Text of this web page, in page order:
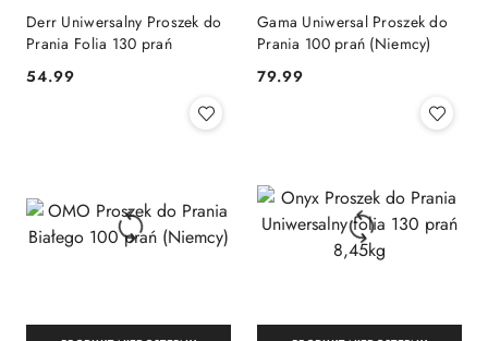
Derr Uniwersalny Proszek do
Prania Folia 130 prań
Cena:
54.99
Gama Uniwersal Proszek do
Prania 100 prań (Niemcy)
Cena:
79.99